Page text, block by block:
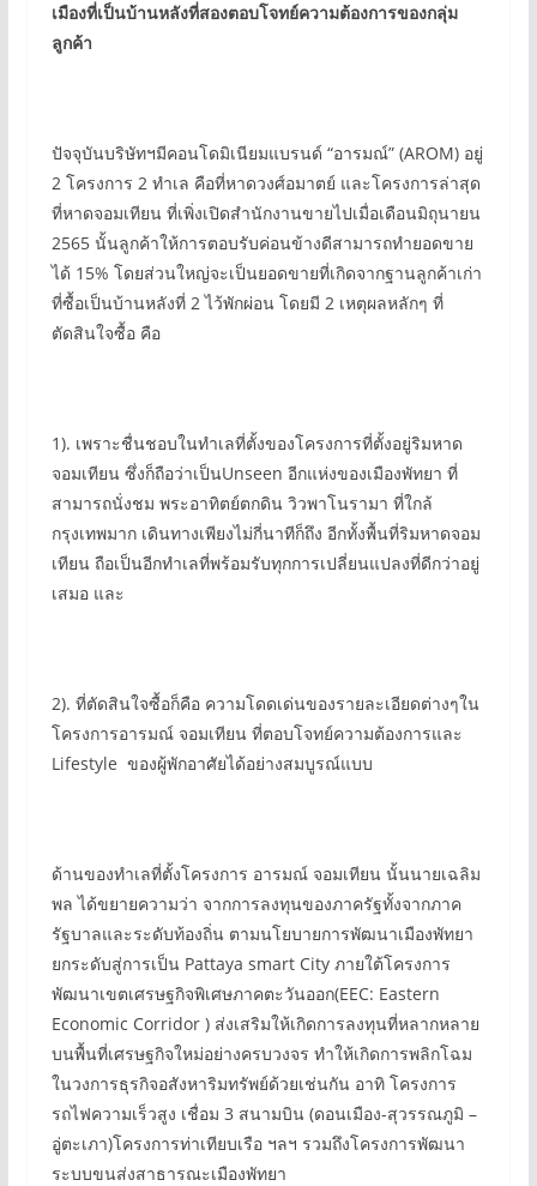
เมืองที่เป็นบ้านหลังที่สองตอบโจทย์ความต้องการของกลุ่ม
ลูกค้า
ปัจจุบันบริษัทฯมีคอนโดมิเนียมแบรนด์ “อารมณ์” (AROM) อยู่
2 โครงการ 2 ทำเล คือที่หาดวงศ์อมาตย์ และโครงการล่าสุด
ที่หาดจอมเทียน ที่เพิ่งเปิดสำนักงานขายไปเมื่อเดือนมิถุนายน
2565 นั้นลูกค้าให้การตอบรับค่อนข้างดีสามารถทำยอดขาย
ได้ 15% โดยส่วนใหญ่จะเป็นยอดขายที่เกิดจากฐานลูกค้าเก่า
ที่ซื้อเป็นบ้านหลังที่ 2 ไว้พักผ่อน โดยมี 2 เหตุผลหลักๆ ที่
ตัดสินใจซื้อ คือ
1). เพราะชื่นชอบในทำเลที่ตั้งของโครงการที่ตั้งอยู่ริมหาด
จอมเทียน ซึ่งก็ถือว่าเป็นUnseen อีกแห่งของเมืองพัทยา ที่
สามารถนั่งชม พระอาทิตย์ตกดิน วิวพาโนรามา ที่ใกล้
กรุงเทพมาก เดินทางเพียงไม่กี่นาทีก็ถึง อีกทั้งพื้นที่ริมหาดจอม
เทียน ถือเป็นอีกทำเลที่พร้อมรับทุกการเปลี่ยนแปลงที่ดีกว่าอยู่
เสมอ และ
2). ที่ตัดสินใจซื้อก็คือ ความโดดเด่นของรายละเอียดต่างๆใน
โครงการอารมณ์ จอมเทียน ที่ตอบโจทย์ความต้องการและ
Lifestyle ของผู้พักอาศัยได้อย่างสมบูรณ์แบบ
ด้านของทำเลที่ตั้งโครงการ อารมณ์ จอมเทียน นั้นนายเฉลิม
พล ได้ขยายความว่า จากการลงทุนของภาครัฐทั้งจากภาค
รัฐบาลและระดับท้องถิ่น ตามนโยบายการพัฒนาเมืองพัทยา
ยกระดับสู่การเป็น Pattaya smart City ภายใต้โครงการ
พัฒนาเขตเศรษฐกิจพิเศษภาคตะวันออก(EEC: Eastern
Economic Corridor ) ส่งเสริมให้เกิดการลงทุนที่หลากหลาย
บนพื้นที่เศรษฐกิจใหม่อย่างครบวงจร ทำให้เกิดการพลิกโฉม
ในวงการธุรกิจอสังหาริมทรัพย์ด้วยเช่นกัน อาทิ โครงการ
รถไฟความเร็วสูง เชื่อม 3 สนามบิน (ดอนเมือง-สุวรรณภูมิ –
อู่ตะเภา)โครงการท่าเทียบเรือ ฯลฯ รวมถึงโครงการพัฒนา
ระบบขนส่งสาธารณะเมืองพัทยา